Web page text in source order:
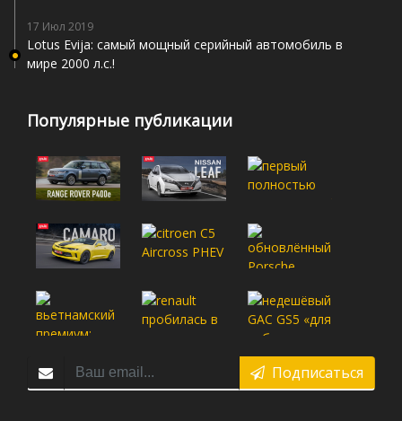
17 Июл 2019
Lotus Evija: самый мощный серийный автомобиль в
мире 2000 л.с.!
Популярные публикации
Подписаться